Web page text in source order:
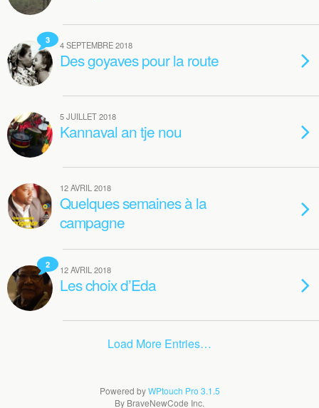
3 4 SEPTEMBRE 2018
Des goyaves pour la route
5 JUILLET 2018
Kannaval an tje nou
12 AVRIL 2018
Quelques semaines à la
campagne
2 12 AVRIL 2018
Les choix d’Eda
Load More Entries…
Powered byWPtouch Pro 3.1.5
By BraveNewCode Inc.